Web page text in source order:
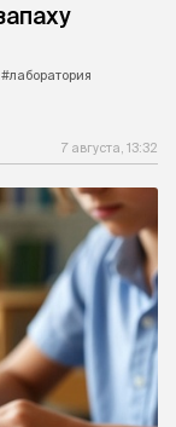
#лаборатория
7 августа, 13:32